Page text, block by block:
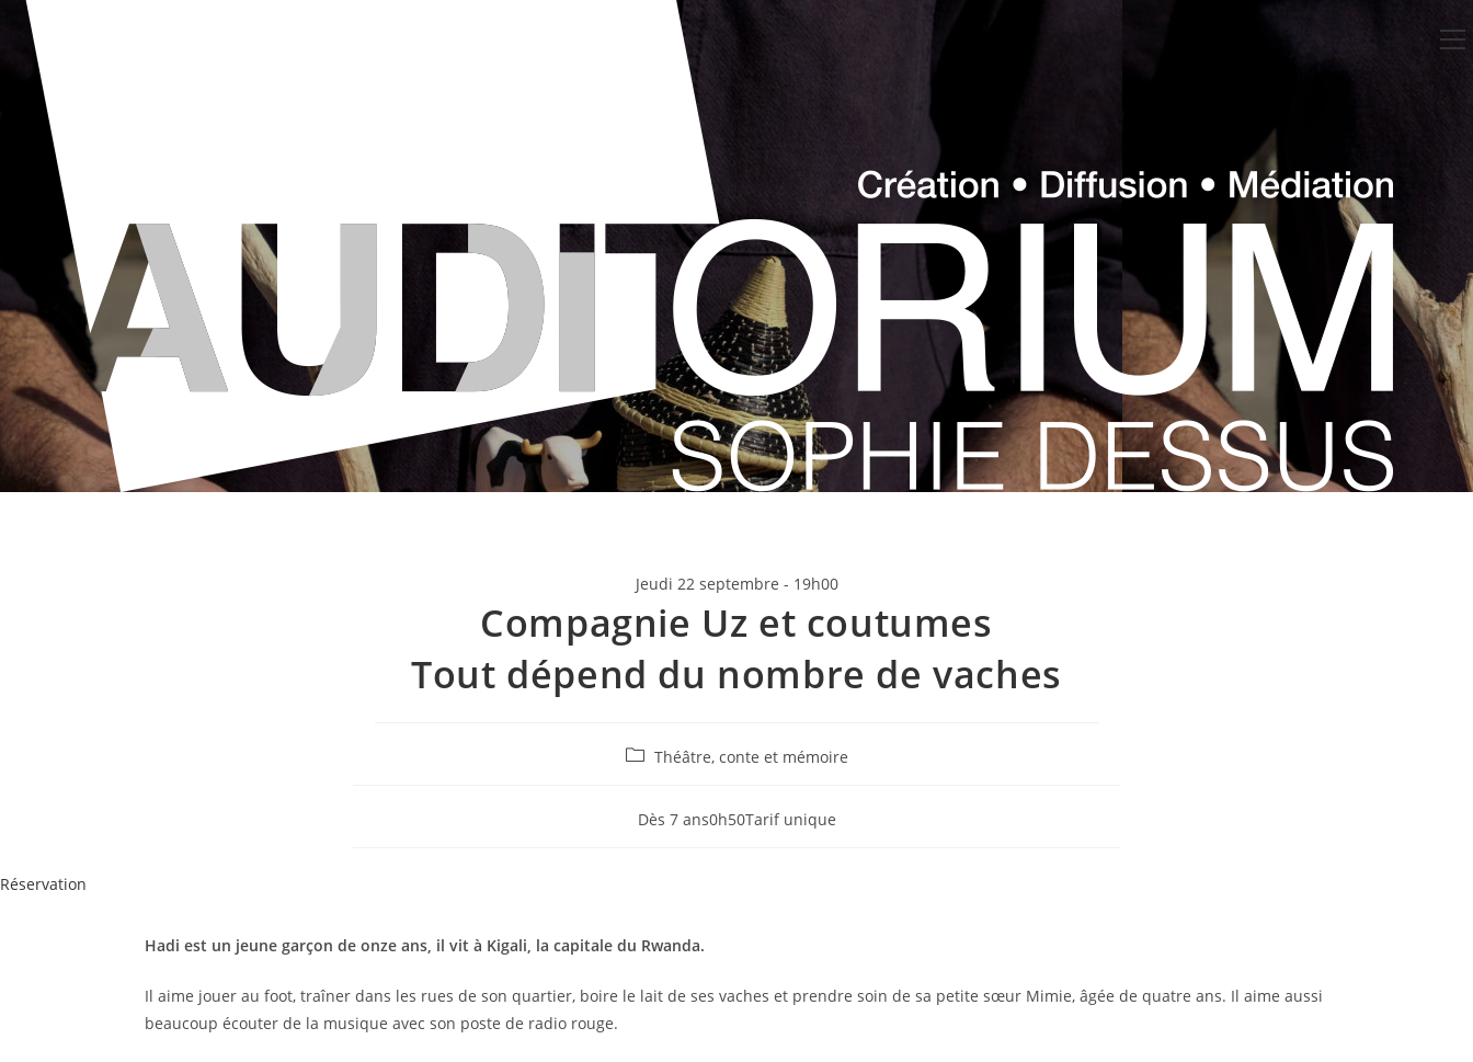
Jeudi 22 septembre - 19h00
Compagnie Uz et coutumes
Tout dépend du nombre de vaches
Théâtre, conte et mémoire
Dès 7 ans0h50Tarif unique
Réservation
Hadi est un jeune garçon de onze ans, il vit à Kigali, la capitale du Rwanda.
Il aime jouer au foot, traîner dans les rues de son quartier, boire le lait de ses vaches et prendre soin de sa petite sœur Mimie, âgée de quatre ans. Il aime aussi
beaucoup écouter de la musique avec son poste de radio rouge.